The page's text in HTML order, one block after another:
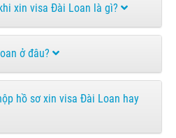
xin visa Đài Loan là gì?
ở đâu?
hồ sơ xin visa Đài Loan hay